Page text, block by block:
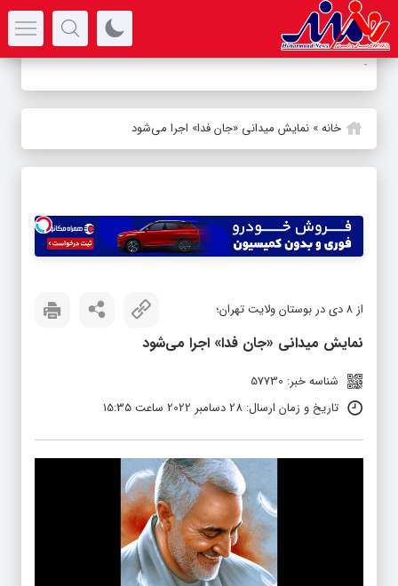
-
خانه» نمایش میدانی «جان فدا» اجرا می‌شود
از ۸ دی در بوستان ولایت تهران؛
نمایش میدانی «جان فدا» اجرا می‌شود
شناسه خبر: 57730
تاریخ و زمان ارسال: 28 دسامبر 2022 ساعت 15:35